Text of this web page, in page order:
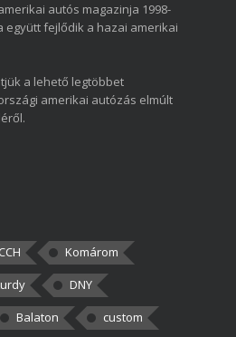
autós magazinja 1998-
együtt fejlődik a hazai amerikai
a lehető legtöbbet
amerikai autózás elmúlt
Komárom
DNY
Balaton
custom